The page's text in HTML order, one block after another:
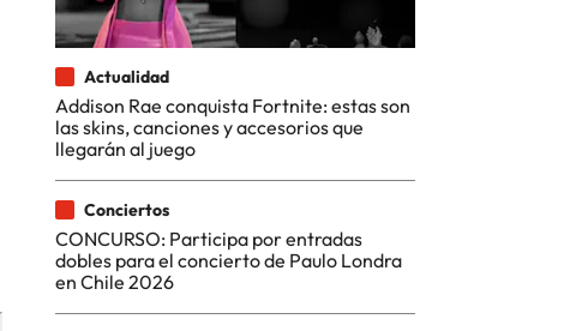
Actualidad
Addison Rae conquista Fortnite: estas son
las skins, canciones y accesorios que
llegarán al juego
Conciertos
CONCURSO: Participa por entradas
dobles para el concierto de Paulo Londra
en Chile 2026